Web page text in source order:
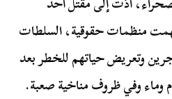
منظمات حقوقية، السلطات
وتعريض حياتهم للخطر بعد
وماء وفي ظروف مناخية صعبة.